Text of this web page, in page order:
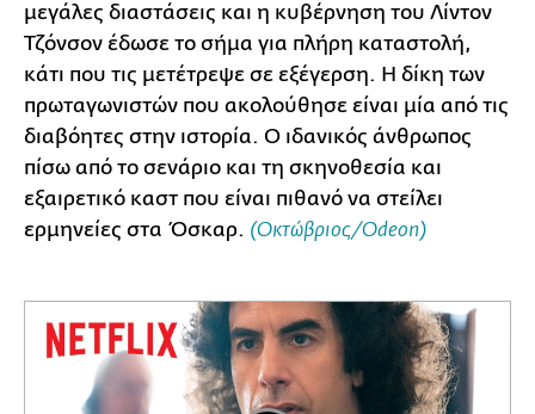
μεγάλες διαστάσεις και η κυβέρνηση του Λίντον
Τζόνσον έδωσε το σήμα για πλήρη καταστολή,
κάτι που τις μετέτρεψε σε εξέγερση. Η δίκη των
πρωταγωνιστών που ακολούθησε είναι μία από τις
διαβόητες στην ιστορία. Ο ιδανικός άνθρωπος
πίσω από το σενάριο και τη σκηνοθεσία και
εξαιρετικό καστ που είναι πιθανό να στείλει
ερμηνείες στα Όσκαρ. (Οκτώβριος/Odeon)